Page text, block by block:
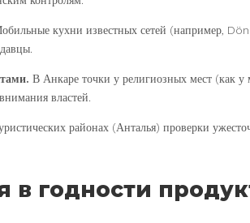
кухни известных сетей (например,
В Анкаре точки у религиозных мест (как у
властей.
районах (Анталья) проверки
в годности